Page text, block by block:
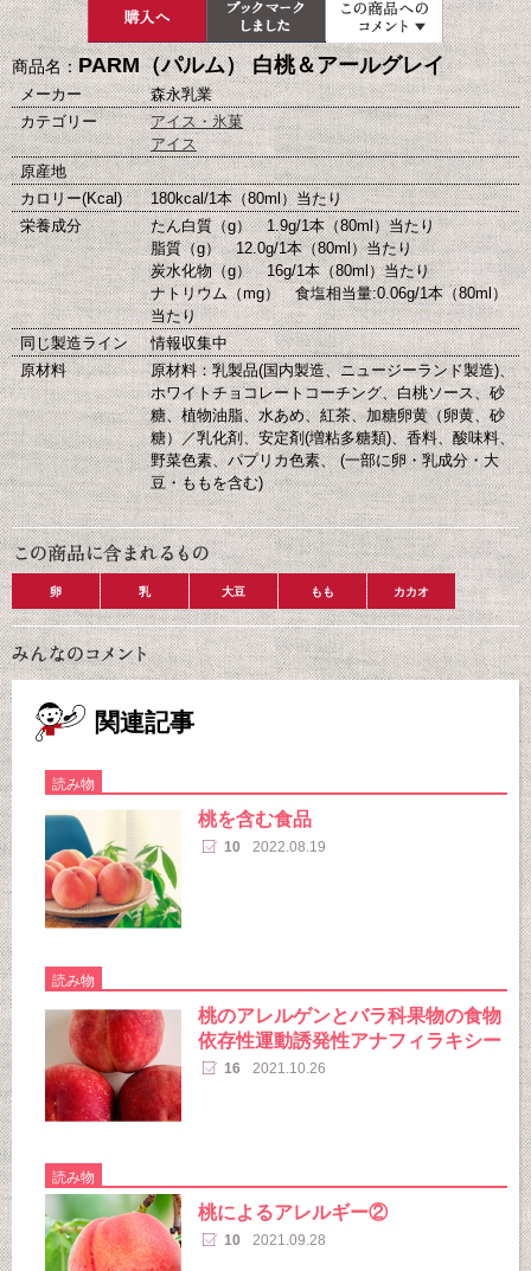
商品名：PARM（パルム） 白桃＆アールグレイ
メーカー
森永乳業
カテゴリー
アイス・氷菓
アイス
原産地
カロリー(Kcal)
180kcal/1本（80ml）当たり
栄養成分
たん白質（g） 1.9g/1本（80ml）当たり
脂質（g） 12.0g/1本（80ml）当たり
炭水化物（g） 16g/1本（80ml）当たり
ナトリウム（mg） 食塩相当量:0.06g/1本（80ml）
当たり
同じ製造ライン
情報収集中
原材料
原材料：乳製品(国内製造、ニュージーランド製造)、
ホワイトチョコレートコーチング、白桃ソース、砂
糖、植物油脂、水あめ、紅茶、加糖卵黄（卵黄、砂
糖）／乳化剤、安定剤(増粘多糖類)、香料、酸味料、
野菜色素、パプリカ色素、 (一部に卵・乳成分・大
豆・ももを含む)
卵 乳 大豆 もも カカオ
関連記事
読み物
桃を含む食品
10 2022.08.19
読み物
桃のアレルゲンとバラ科果物の食物
依存性運動誘発性アナフィラキシー
16 2021.10.26
読み物
桃によるアレルギー②
10 2021.09.28